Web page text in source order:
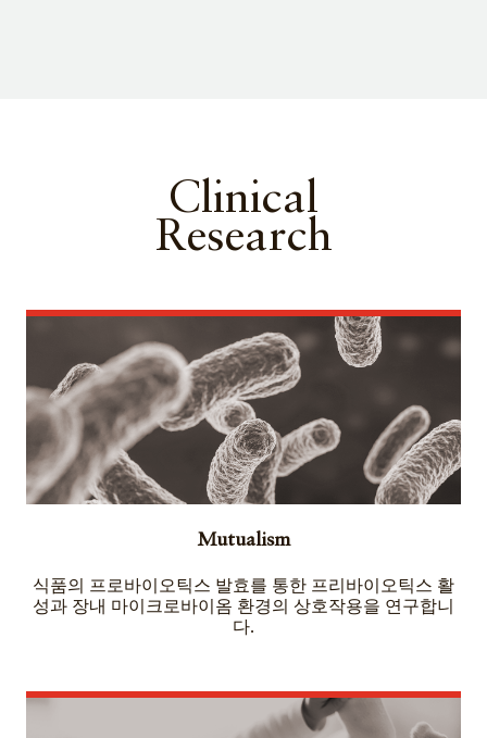
Clinical
Research
Mutualism
식품의 프로바이오틱스 발효를 통한 프리바이오틱스 활
성과 장내 마이크로바이옴 환경의 상호작용을 연구합니
다.